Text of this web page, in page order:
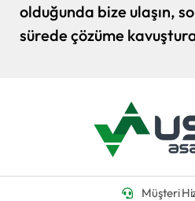
olduğunda bize ulaşın,
sürede çözüme
Müşteri